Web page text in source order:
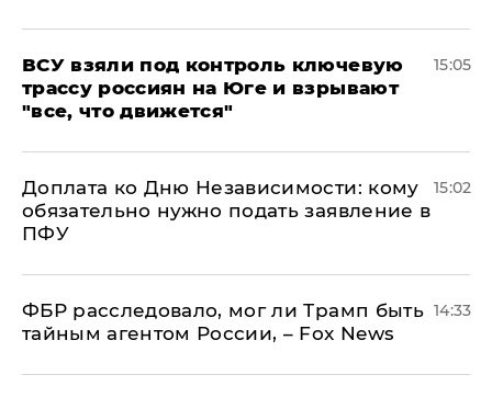
ВСУ взяли под контроль ключевую
трассу россиян на Юге и взрывают
"все, что движется"
15:05
Доплата ко Дню Независимости: кому
обязательно нужно подать заявление в
ПФУ
15:02
ФБР расследовало, мог ли Трамп быть
тайным агентом России, – Fox News
14:33